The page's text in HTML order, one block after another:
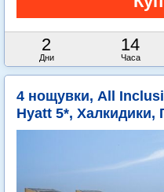
2
Дни
14
Часа
4 нощувки, All
Hyatt 5*, Халкидики,